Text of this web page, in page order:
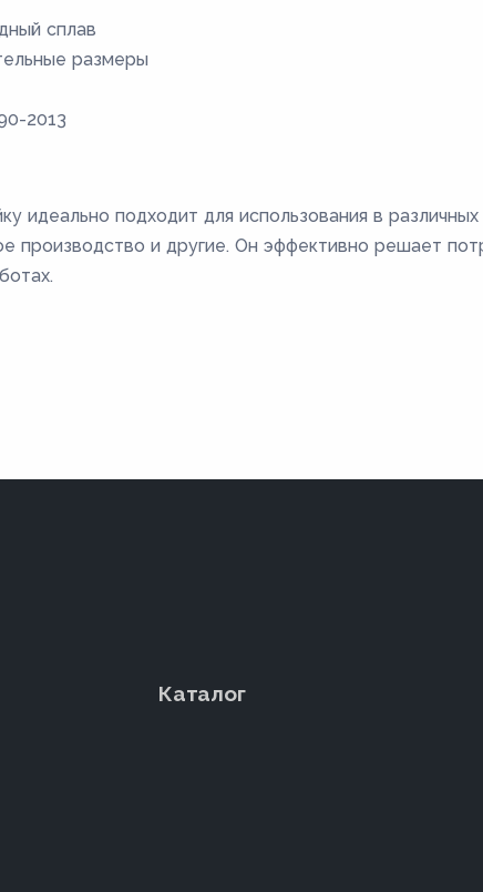
сплав
размеры
2013
идеально подходит для использования в
производство и другие. Он эффективно решает
Каталог